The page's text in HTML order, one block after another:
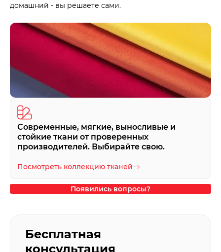
Современные, мягкие, выносливые и
стойкие ткани от проверенных
производителей. Выбирайте свою.
Посмотреть коллекцию тканей
Появились вопросы?
домашний - вы решаете сами.
Бесплатная
консультация